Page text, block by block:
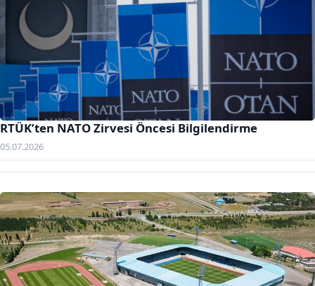
RTÜK’ten NATO Zirvesi Öncesi Bilgilendirme
05.07.2026